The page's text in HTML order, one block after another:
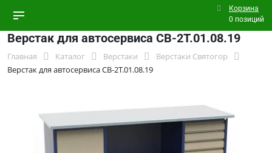
Корзина
0 позиций
Верстак для автосервиса СВ-2Т.01.08.19
Главная Каталог Верстаки
Верстаки Святогор
Верстак для автосервиса СВ-2Т.01.08.19